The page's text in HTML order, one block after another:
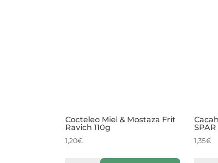
Cocteleo Miel & Mostaza Frit
Ravich 110g
1,20€
SPAR
1,35€